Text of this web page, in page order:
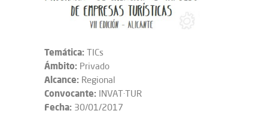
Temática: TICs
Ámbito: Privado
Alcance: Regional
Convocante: INVAT·TUR
Fecha: 30/01/2017